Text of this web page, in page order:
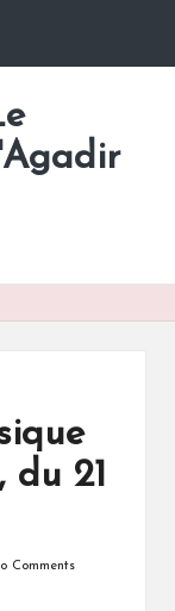
du 21
Comments